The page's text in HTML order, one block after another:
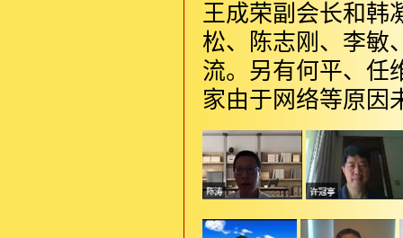
王成荣副会长和韩
松、陈志刚、李敏
流。另有何平、任
家由于网络等原因